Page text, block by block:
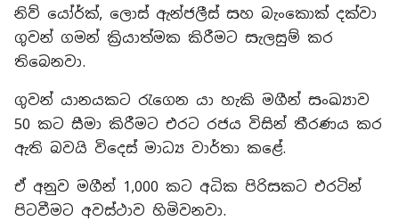
නිව් යෝර්ක්, ලොස් ඇන්ජලීස් සහ බැංකොක් දක්වා
ගුවන් ගමන් ක්‍රියාත්මක කිරීමට සැලසුම් කර
තිබෙනවා.
ගුවන් යානයකට රැගෙන යා හැකි මගීන් සංඛ්‍යාව
50 කට සීමා කිරීමට එරට රජය විසින් තීරණය කර
ඇති බවයි විදෙස් මාධ්‍ය වාර්තා කළේ.
ඒ අනුව මගීන් 1,000 කට අධික පිරිසකට එරටින්
පිටවීමට අවස්ථාව හිමිවනවා.